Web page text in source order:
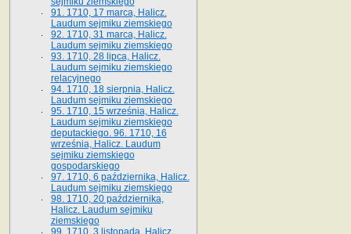
91. 1710, 17 marca, Halicz.
Laudum sejmiku ziemskiego
92. 1710, 31 marca, Halicz.
Laudum sejmiku ziemskiego
93. 1710, 28 lipca, Halicz.
Laudum sejmiku ziemskiego
relacyjnego
94. 1710, 18 sierpnia, Halicz.
Laudum sejmiku ziemskiego
95. 1710, 15 września, Halicz.
Laudum sejmiku ziemskiego
deputackiego. 96. 1710, 16
września, Halicz. Laudum
sejmiku ziemskiego
gospodarskiego
97. 1710, 6 października, Halicz.
Laudum sejmiku ziemskiego
98. 1710, 20 października,
Halicz. Laudum sejmiku
ziemskiego
99. 1710, 3 listopada, Halicz.